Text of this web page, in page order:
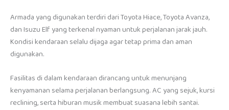
Armada yang digunakan terdiri dari Toyota Hiace, Toyota Avanza,
dan Isuzu Elf yang terkenal nyaman untuk perjalanan jarak jauh.
Kondisi kendaraan selalu dijaga agar tetap prima dan aman
digunakan.
Fasilitas di dalam kendaraan dirancang untuk menunjang
kenyamanan selama perjalanan berlangsung. AC yang sejuk, kursi
reclining, serta hiburan musik membuat suasana lebih santai.